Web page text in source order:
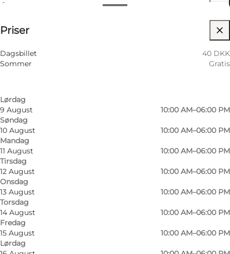
Filtrér efter måned
6 August
Torsdag
7 August
10:00 AM–06:00 PM
Lørdag
9 August
Søndag
10:00 AM–06:00 PM
10 August
Mandag
10:00 AM–06:00 PM
11 August
Tirsdag
10:00 AM–06:00 PM
12 August
Onsdag
10:00 AM–06:00 PM
13 August
Torsdag
10:00 AM–06:00 PM
14 August
Fredag
10:00 AM–06:00 PM
15 August
Lørdag
10:00 AM–06:00 PM
Priser
Dagsbillet
40 DKK
Sommer
Gratis
Børn, Venner, Min partner, Mig selv